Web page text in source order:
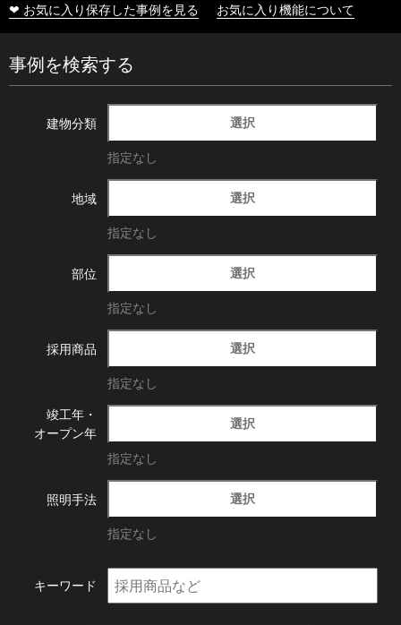
❤ お気に入り保存した事例を見る お気に入り機能について
事例を検索する
建物分類 選択
指定なし
地域 選択
指定なし
部位 選択
指定なし
採用商品 選択
指定なし
竣工年・
オープン年
選択
指定なし
照明手法 選択
指定なし
キーワード